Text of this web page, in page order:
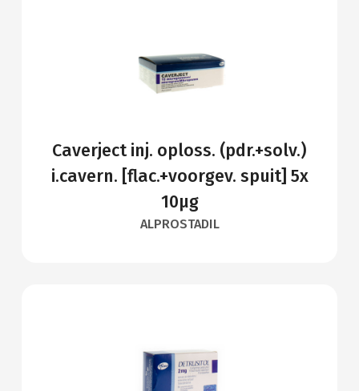
Caverject inj. oploss. (pdr.+solv.)
i.cavern. [flac.+voorgev. spuit] 5x
10µg
ALPROSTADIL